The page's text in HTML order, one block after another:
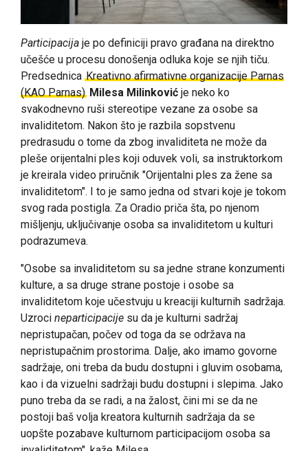
Participacija je po definiciji pravo građana na direktno
učešće u procesu donošenja odluka koje se njih tiču.
Predsednica Kreativno afirmativne organizacije Parnas
(KAO Parnas) Milesa Milinković je neko ko
svakodnevno ruši stereotipe vezane za osobe sa
invaliditetom. Nakon što je razbila sopstvenu
predrasudu o tome da zbog invaliditeta ne može da
pleše orijentalni ples koji oduvek voli, sa instruktorkom
je kreirala video priručnik "Orijentalni ples za žene sa
invaliditetom". I to je samo jedna od stvari koje je tokom
svog rada postigla. Za Oradio priča šta, po njenom
mišljenju, uključivanje osoba sa invaliditetom u kulturi
podrazumeva.
"Osobe sa invaliditetom su sa jedne strane konzumenti
kulture, a sa druge strane postoje i osobe sa
invaliditetom koje učestvuju u kreaciji kulturnih sadržaja.
Uzroci neparticipacije su da je kulturni sadržaj
nepristupačan, počev od toga da se održava na
nepristupačnim prostorima. Dalje, ako imamo govorne
sadržaje, oni treba da budu dostupni i gluvim osobama,
kao i da vizuelni sadržaji budu dostupni i slepima. Jako
puno treba da se radi, a na žalost, čini mi se da ne
postoji baš volja kreatora kulturnih sadržaja da se
uopšte pozabave kulturnom participacijom osoba sa